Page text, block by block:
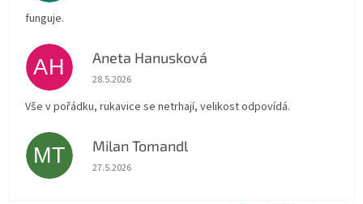
funguje.
AH Aneta Hanusková
Hodnocení obchodu je 5 z 5 hvězdiček.
28.5.2026
Vše v pořádku, rukavice se netrhají, velikost odpovídá.
MT Milan Tomandl
Hodnocení obchodu je 5 z 5 hvězdiček.
27.5.2026